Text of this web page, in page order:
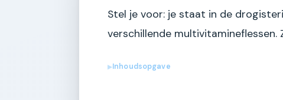
Stel je voor: je staat in de
verschillende multivitamineflessen.
▶Inhoudsopgave